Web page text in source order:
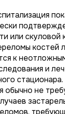
или скуловой
костей
к
и
обычно не